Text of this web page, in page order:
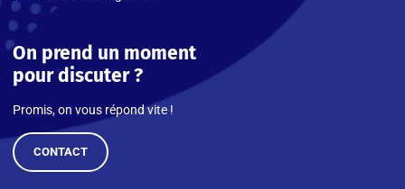
On prend un moment
pour discuter ?
Promis, on vous répond vite !
CONTACT